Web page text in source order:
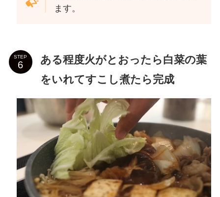
ます。
STEP
ある程度火がとおったら白菜の葉
をいれてすこし煮たら完成